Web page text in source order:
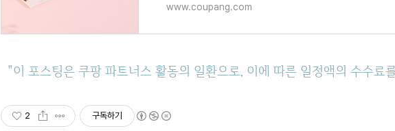
www.coupang.com
"이 포스팅은 쿠팡 파트너스 활동의 일환으로, 이에 따른 일정액의 수수료
2 구독하기